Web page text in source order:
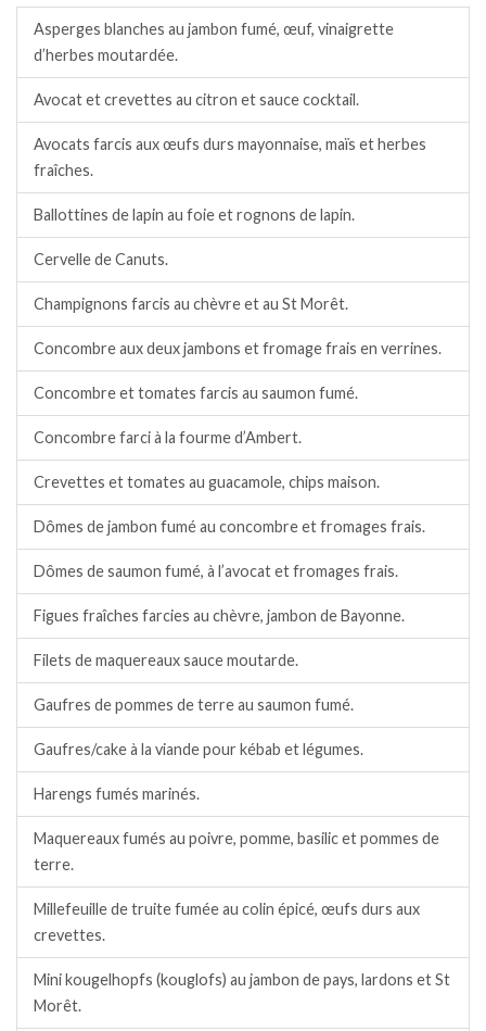
Asperges blanches au jambon fumé, œuf, vinaigrette
d’herbes moutardée.
Avocat et crevettes au citron et sauce cocktail.
Avocats farcis aux œufs durs mayonnaise, maïs et herbes
fraîches.
Ballottines de lapin au foie et rognons de lapin.
Cervelle de Canuts.
Champignons farcis au chèvre et au St Morêt.
Concombre aux deux jambons et fromage frais en verrines.
Concombre et tomates farcis au saumon fumé.
Concombre farci à la fourme d’Ambert.
Crevettes et tomates au guacamole, chips maison.
Dômes de jambon fumé au concombre et fromages frais.
Dômes de saumon fumé, à l’avocat et fromages frais.
Figues fraîches farcies au chèvre, jambon de Bayonne.
Filets de maquereaux sauce moutarde.
Gaufres de pommes de terre au saumon fumé.
Gaufres/cake à la viande pour kébab et légumes.
Harengs fumés marinés.
Maquereaux fumés au poivre, pomme, basilic et pommes de
terre.
Millefeuille de truite fumée au colin épicé, œufs durs aux
crevettes.
Mini kougelhopfs (kouglofs) au jambon de pays, lardons et St
Morêt.